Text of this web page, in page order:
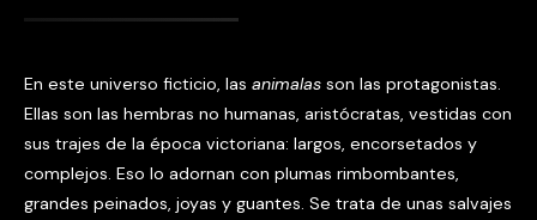
En este universo ficticio, las animalas son las protagonistas.
Ellas son las hembras no humanas, aristócratas, vestidas con
sus trajes de la época victoriana: largos, encorsetados y
complejos. Eso lo adornan con plumas rimbombantes,
grandes peinados, joyas y guantes. Se trata de unas salvajes